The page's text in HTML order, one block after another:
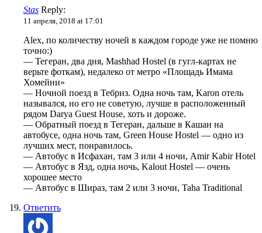
Stas Reply:
11 апреля, 2018 at 17:01
Alex, по количеству ночей в каждом городе уже не помню
точно:)
— Тегеран, два дня, Mashhad Hostel (в гугл-картах не
верьте фоткам), недалеко от метро «Площадь Имама
Хомейни»
— Ночной поезд в Тебриз. Одна ночь там, Karon отель
назывался, но его не советую, лучше в расположенный
рядом Darya Guest House, хоть и дороже.
— Обратный поезд в Тегеран, дальше в Кашан на
автобусе, одна ночь там, Green House Hostel — одно из
лучших мест, понравилось.
— Автобус в Исфахан, там 3 или 4 ночи, Amir Kabir Hotel
— Автобус в Язд, одна ночь, Kalout Hostel — очень
хорошее место
— Автобус в Шираз, там 2 или 3 ночи, Taha Traditional
Ответить